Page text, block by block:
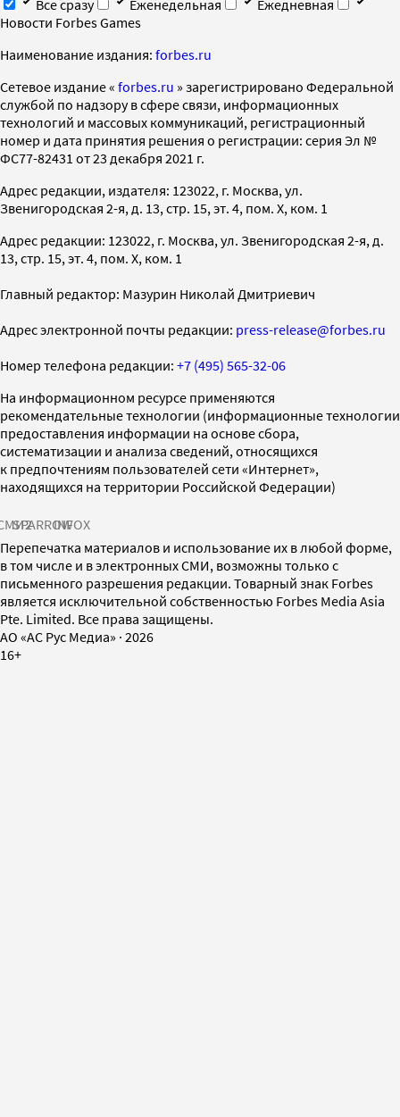
Все сразу
Еженедельная
Ежедневная
Новости Forbes Games
Наименование издания: forbes.ru
Cетевое издание « forbes.ru » зарегистрировано Федеральной
службой по надзору в сфере связи, информационных
технологий и массовых коммуникаций, регистрационный
номер и дата принятия решения о регистрации: серия Эл №
ФС77-82431 от 23 декабря 2021 г.
Адрес редакции, издателя: 123022, г. Москва, ул.
Звенигородская 2-я, д. 13, стр. 15, эт. 4, пом. X, ком. 1
Адрес редакции: 123022, г. Москва, ул. Звенигородская 2-я, д.
13, стр. 15, эт. 4, пом. X, ком. 1
Главный редактор: Мазурин Николай Дмитриевич
Адрес электронной почты редакции: press-release@forbes.ru
Номер телефона редакции: +7 (495) 565-32-06
На информационном ресурсе применяются
рекомендательные технологии (информационные технологии
предоставления информации на основе сбора,
систематизации и анализа сведений, относящихся
к предпочтениям пользователей сети «Интернет»,
находящихся на территории Российской Федерации)
SPARROWINFOX
Перепечатка материалов и использование их в любой форме,
в том числе и в электронных СМИ, возможны только с
письменного разрешения редакции. Товарный знак Forbes
является исключительной собственностью Forbes Media Asia
Pte. Limited. Все права защищены.
AO «АС Рус Медиа» · 2026
16+